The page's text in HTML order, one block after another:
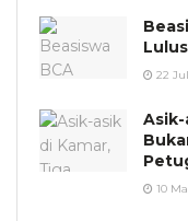
22
Asik-
10